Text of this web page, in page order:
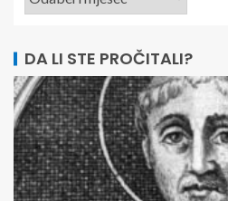
DA LI STE PROČITALI?